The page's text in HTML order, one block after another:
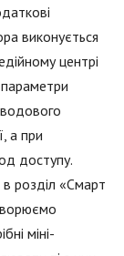
виконується
центрі
а при
доступу.
розділ «Смарт
міні-